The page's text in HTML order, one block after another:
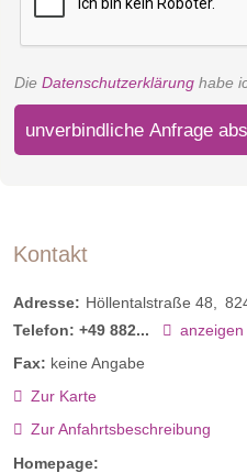
Die Datenschutzerklärung habe
unverbindliche Anfrage
Kontakt
Adresse: Höllentalstraße 48
Telefon: +49 882...
anzeigen
Fax: keine Angabe
Zur Karte
Zur Anfahrtsbeschreibung
Homepage: